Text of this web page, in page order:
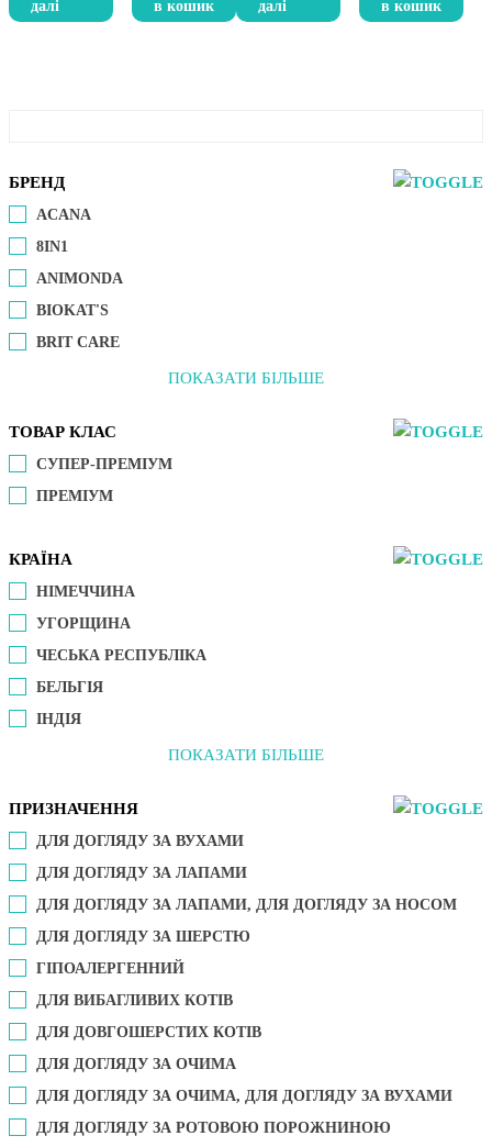
далі в кошик далі в кошик
БРЕНД
ACANA
8IN1
ANIMONDA
BIOKAT'S
BRIT CARE
ПОКАЗАТИ БІЛЬШЕ
ТОВАР КЛАС
СУПЕР-ПРЕМІУМ
ПРЕМІУМ
КРАЇНА
НІМЕЧЧИНА
УГОРЩИНА
ЧЕСЬКА РЕСПУБЛІКА
БЕЛЬГІЯ
ІНДІЯ
ПОКАЗАТИ БІЛЬШЕ
ПРИЗНАЧЕННЯ
ДЛЯ ДОГЛЯДУ ЗА ВУХАМИ
ДЛЯ ДОГЛЯДУ ЗА ЛАПАМИ
ДЛЯ ДОГЛЯДУ ЗА ЛАПАМИ, ДЛЯ ДОГЛЯДУ ЗА НОСОМ
ДЛЯ ДОГЛЯДУ ЗА ШЕРСТЮ
ГІПОАЛЕРГЕННИЙ
ДЛЯ ВИБАГЛИВИХ КОТІВ
ДЛЯ ДОВГОШЕРСТИХ КОТІВ
ДЛЯ ДОГЛЯДУ ЗА ОЧИМА
ДЛЯ ДОГЛЯДУ ЗА ОЧИМА, ДЛЯ ДОГЛЯДУ ЗА ВУХАМИ
ДЛЯ ДОГЛЯДУ ЗА РОТОВОЮ ПОРОЖНИНОЮ